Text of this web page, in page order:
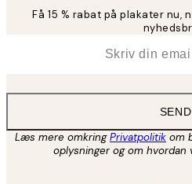
Få 15 % rabat på plakater nu,
SEND
Læs mere omkringPrivatpolitik om
oplysninger og om hvordan